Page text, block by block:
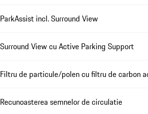
ParkAssist incl. Surround View
Surround View cu Active Parking Support
Filtru de particule/polen cu filtru de carbon
Recunoasterea semnelor de circulatie